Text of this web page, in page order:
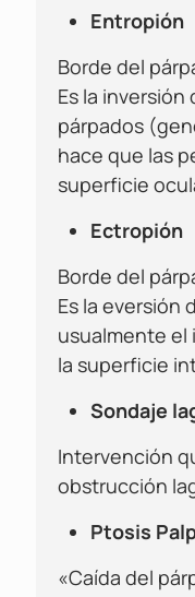
Entropión
Borde del
Es la
párpados
hace que las
superficie
Ectropión
Borde del
Es la eversión
usualmente el
la superficie
Sondaje
Intervención
obstrucción
Ptosis
«Caída del